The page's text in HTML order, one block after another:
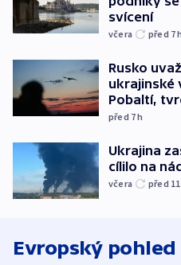
svícení
včera před 7h
Rusko
ukrajinské
Pobaltí,
před 7h
Ukrajina
cílilo na
včera před 11
Evropský pohled